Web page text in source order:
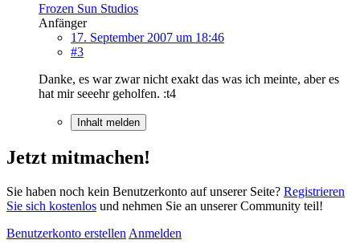
Frozen Sun Studios
Anfänger
17. September 2007 um 18:46
#3
Danke, es war zwar nicht exakt das was ich meinte, aber es
hat mir seeehr geholfen. :t4
Inhalt melden
Jetzt mitmachen!
Sie haben noch kein Benutzerkonto auf unserer Seite? Registrieren
Sie sich kostenlos und nehmen Sie an unserer Community teil!
Benutzerkonto erstellen Anmelden